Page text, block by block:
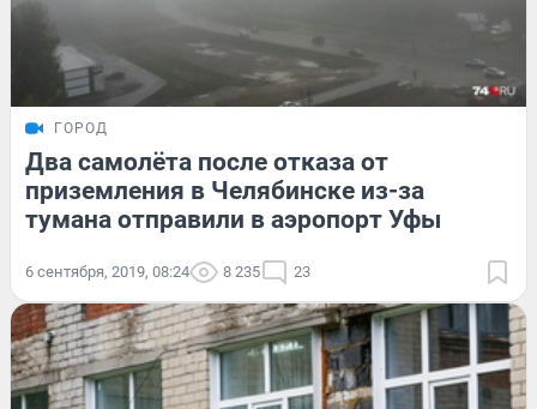
ГОРОД
Два самолёта после отказа от
приземления в Челябинске из-за
тумана отправили в аэропорт Уфы
6 сентября, 2019, 08:24 8 235 23